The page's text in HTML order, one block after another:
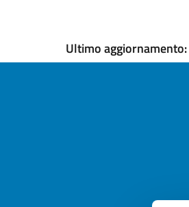
Ultimo aggiornamento: